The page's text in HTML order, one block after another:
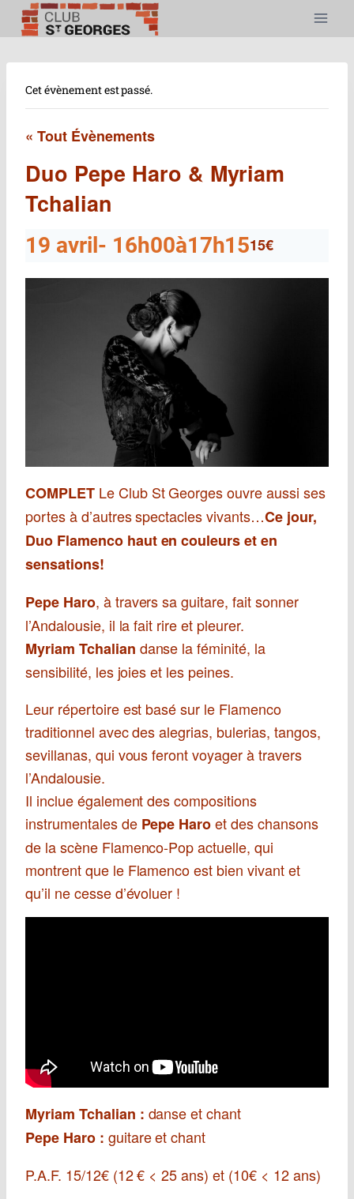
Aller
contenu
Cet évènement est passé.
« Tout Évènements
Duo Pepe Haro & Myriam
Tchalian
19 avril- 16h00à17h1515€
COMPLET Le Club St Georges ouvre aussi ses
portes à d’autres spectacles vivants…Ce jour,
Duo Flamencohaut en couleurs et en
sensations!
Pepe Haro, à travers sa guitare, fait sonner
l’Andalousie, il la fait rire et pleurer.
Myriam Tchalian danse la féminité, la
sensibilité, les joies et les peines.
Leur répertoire est basé sur le Flamenco
traditionnel avec des alegrias, bulerias, tangos,
sevillanas, qui vous feront voyager à travers
l’Andalousie.
Il inclue également des compositions
instrumentales de Pepe Haroet des chansons
de la scène Flamenco-Pop actuelle, qui
montrent que le Flamenco est bien vivant et
qu’il ne cesse d’évoluer !
Myriam Tchalian : danse et chant
Pepe Haro : guitare et chant
P.A.F. 15/12€ (12 € < 25 ans) et (10€ < 12 ans)